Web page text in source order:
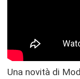
Una novità di